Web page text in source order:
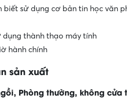
biết sử dụng cơ bản tin học văn
dụng thành thạo máy tính
hành chính
sản xuất
Phòng thường, không cửa